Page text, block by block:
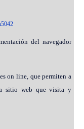
del navegador
on line, que permiten a
sitio web que visita y